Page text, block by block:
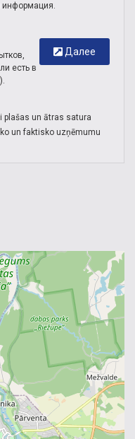
информация.
Далее
есть в
plašas un ātras satura
un faktisko uzņēmumu